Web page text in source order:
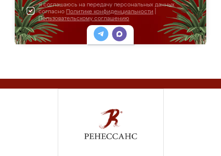
Я соглашаюсь на передачу персональных данных
согласно Политике конфиденциальности
Пользовательскому соглашению